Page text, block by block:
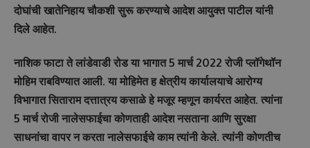
दोघांची खातेनिहाय चौकशी सुरू करण्याचे आदेश आयुक्त पाटील यांनी
दिले आहेत.
नाशिक फाटा ते लांडेवाडी रोड या भागात 5 मार्च 2022 रोजी प्लॉगेथॉन
मोहिम राबविण्यात आली. या मोहिमेत ह क्षेत्रीय कार्यालयाचे आरोग्य
विभागात सिताराम दत्तात्रय कसाळे हे मजूर म्हणून कार्यरत आहेत. त्यांना
5 मार्च रोजी नालेसफाईचा कोणताही आदेश नसताना आणि सुरक्षा
साधनांचा वापर न करता नालेसफाईचे काम त्यांनी केले. त्यांनी कोणतीच